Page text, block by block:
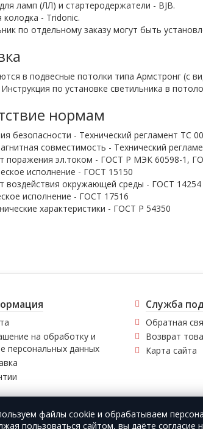
ламп (ЛЛ) и стартеродержатели - BJB.
- Tridonic.
по отдельному заказу могут быть
в подвесные потолки типа Армстронг (с
Инструкция по установке светильника в
нормам
безопасности - Технический регламент ТС
совместимость - Технический
поражения эл.током - ГОСТ Р МЭК 60598-1,
исполнение - ГОСТ 15150
воздействия окружающей среды - ГОСТ 14254
исполнение - ГОСТ 17516
характеристики - ГОСТ P 54350
на обработку и
персональных данных
Служба
Обратная
Возврат
Карта сайта
2008-2026 г. Все права защищены.
файлы cookie и обрабатываем
пользоваться сайтом, вы даёте согласие